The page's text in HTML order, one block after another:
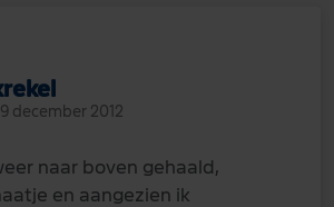
december 2012
naar boven gehaald,
en aangezien ik